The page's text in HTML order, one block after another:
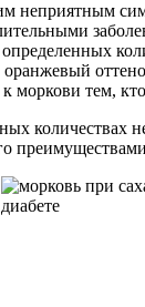
неприятным
тем,
количествах